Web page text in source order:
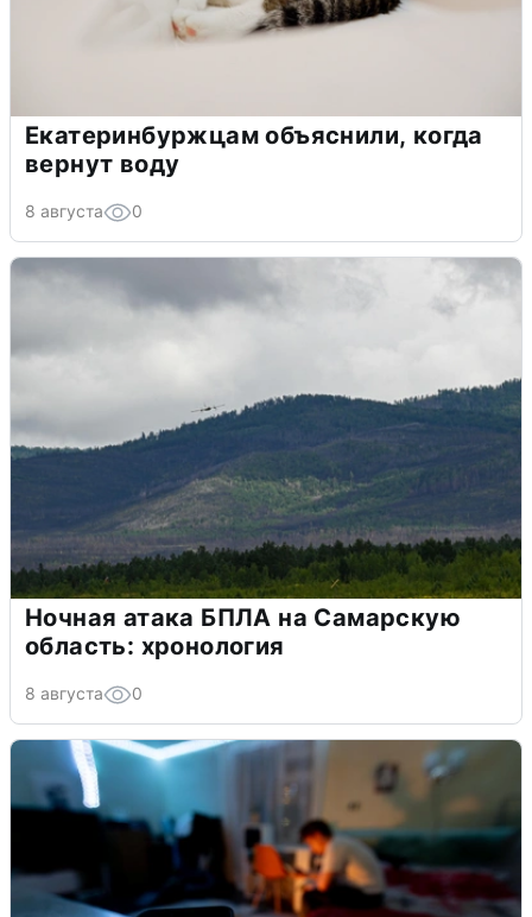
Екатеринбуржцам объяснили, когда
вернут воду
8 августа 0
Ночная атака БПЛА на Самарскую
область: хронология
8 августа 0